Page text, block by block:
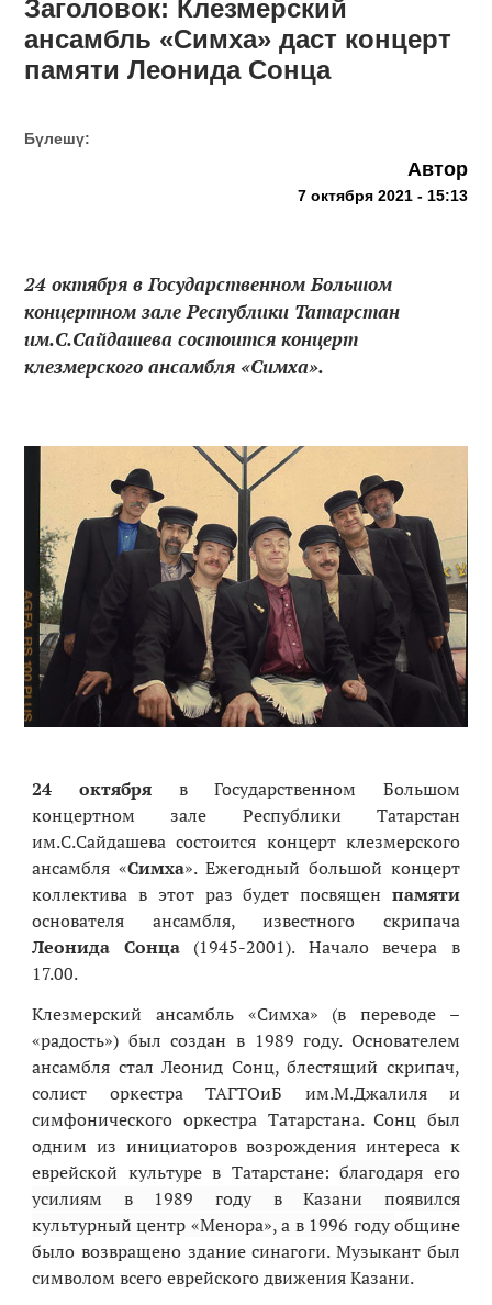
Заголовок: Клезмерский
ансамбль «Симха» даст концерт
памяти Леонида Сонца
Бүлешү:
Автор
7 октября 2021 - 15:13
24 октября в Государственном Большом
концертном зале Республики Татарстан
им.С.Сайдашева состоится концерт
клезмерского ансамбля «Симха».
24 октябряв Государственном Большом
концертном зале Республики Татарстан
им.С.Сайдашева состоится концерт клезмерского
ансамбля «Симха». Ежегодный большой концерт
коллектива в этот раз будет посвящен памяти
основателя ансамбля, известного скрипача
Леонида Сонца(1945-2001). Начало вечера в
17.00.
Клезмерский ансамбль «Симха» (в переводе –
«радость») был создан в 1989 году. Основателем
ансамбля стал Леонид Сонц, блестящий скрипач,
солист оркестра ТАГТОиБ им.М.Джалиля и
симфонического оркестра Татарстана. Сонц был
одним из инициаторов возрождения интереса к
еврейской культуре в Татарстане:благодаря его
усилиям в 1989 году в Казани появился
культурный центр «Менора», а в 1996 годуобщине
было возвращено здание синагоги. Музыкант был
символом всего еврейского движения Казани.